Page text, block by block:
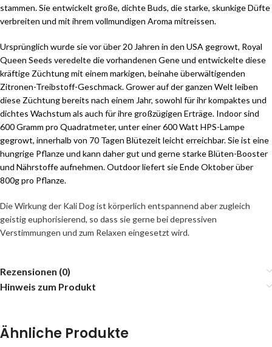
stammen. Sie entwickelt große, dichte Buds, die starke, skunkige Düfte
verbreiten und mit ihrem vollmundigen Aroma mitreissen.
Ursprünglich wurde sie vor über 20 Jahren in den USA gegrowt, Royal
Queen Seeds veredelte die vorhandenen Gene und entwickelte diese
kräftige Züchtung mit einem markigen, beinahe überwältigenden
Zitronen-Treibstoff-Geschmack. Grower auf der ganzen Welt leiben
diese Züchtung bereits nach einem Jahr, sowohl für ihr kompaktes und
dichtes Wachstum als auch für ihre großzügigen Erträge. Indoor sind
600 Gramm pro Quadratmeter, unter einer 600 Watt HPS-Lampe
gegrowt, innerhalb von 70 Tagen Blütezeit leicht erreichbar. Sie ist eine
hungrige Pflanze und kann daher gut und gerne starke Blüten-Booster
und Nährstoffe aufnehmen. Outdoor liefert sie Ende Oktober über
800g pro Pflanze.
Die Wirkung der Kali Dog ist körperlich entspannend aber zugleich
geistig euphorisierend, so dass sie gerne bei depressiven
Verstimmungen und zum Relaxen eingesetzt wird.
Rezensionen (0)
Hinweis zum Produkt
Ähnliche Produkte